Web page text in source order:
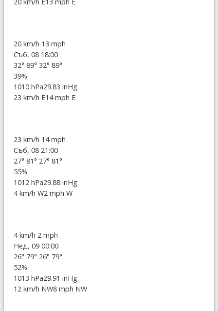
20 km/h 13 mph
Съб, 08 18:00
32° 89° 32° 89°
39%
1010 hPa29.83 inHg
23 km/h E14 mph E
23 km/h 14 mph
Съб, 08 21:00
27° 81° 27° 81°
55%
1012 hPa29.88 inHg
4 km/h W2 mph W
4 km/h 2 mph
Нед, 09 00:00
26° 79° 26° 79°
52%
1013 hPa29.91 inHg
12 km/h NW8 mph NW